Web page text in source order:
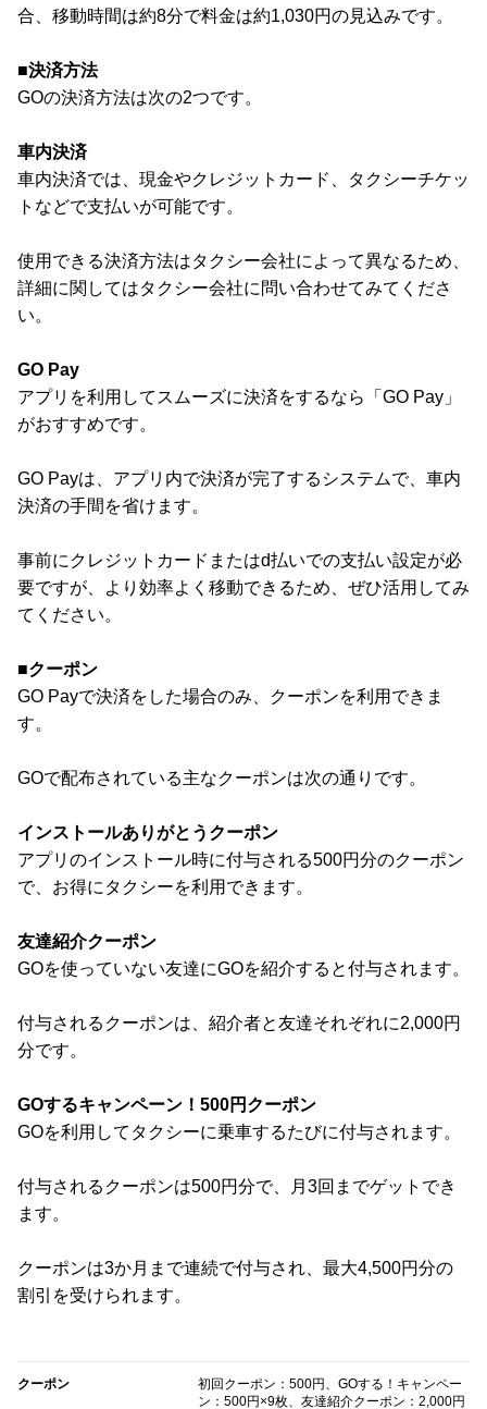
合、移動時間は約8分で料金は約1,030円の見込みです。
■決済方法
GOの決済方法は次の2つです。
車内決済
車内決済では、現金やクレジットカード、タクシーチケッ
トなどで支払いが可能です。
使用できる決済方法はタクシー会社によって異なるため、
詳細に関してはタクシー会社に問い合わせてみてくださ
い。
GO Pay
アプリを利用してスムーズに決済をするなら「GO Pay」
がおすすめです。
GO Payは、アプリ内で決済が完了するシステムで、車内
決済の手間を省けます。
事前にクレジットカードまたはd払いでの支払い設定が必
要ですが、より効率よく移動できるため、ぜひ活用してみ
てください。
■クーポン
GO Payで決済をした場合のみ、クーポンを利用できま
す。
GOで配布されている主なクーポンは次の通りです。
インストールありがとうクーポン
アプリのインストール時に付与される500円分のクーポン
で、お得にタクシーを利用できます。
友達紹介クーポン
GOを使っていない友達にGOを紹介すると付与されます。
付与されるクーポンは、紹介者と友達それぞれに2,000円
分です。
GOするキャンペーン！500円クーポン
GOを利用してタクシーに乗車するたびに付与されます。
付与されるクーポンは500円分で、月3回までゲットでき
ます。
クーポンは3か月まで連続で付与され、最大4,500円分の
割引を受けられます。
クーポン
初回クーポン：500円、GOする！キャンペー
ン：500円×9枚、友達紹介クーポン：2,000円